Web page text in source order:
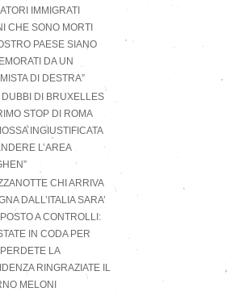
IMMIGRATI
CHE SONO MORTI
PAESE SIANO
DA UN
DI DESTRA”
DUBBI DI BRUXELLES
STOP DI ROMA
INGIUSTIFICATA
L’AREA
CHI ARRIVA
DALL’ITALIA SARA’
A CONTROLLI:
IN CODA PER
LA
RINGRAZIATE IL
MELONI